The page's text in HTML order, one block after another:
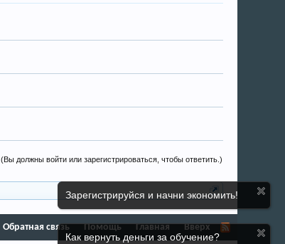
Зарегистрируйся и начни экономить!
Как вернуть деньги за обучение?
(Вы должны войти или зарегистрироваться, чтобы ответить.)
Обратная связь Помощь Главная Вверх